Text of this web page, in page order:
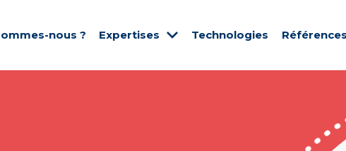
nous ? Expertises Technologies Références